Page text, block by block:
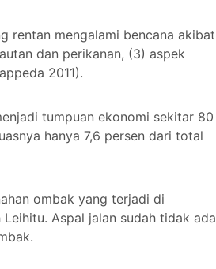
rentan mengalami bencana akibat
dan perikanan, (3) aspek
2011).
tumpuan ekonomi sekitar 80
hanya 7,6 persen dari total
ombak yang terjadi di
Aspal jalan sudah tidak ada